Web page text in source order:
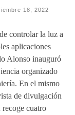
18, 2022
controlar la luz a
aplicaciones
Alonso inauguró
organizado
En el mismo
de divulgación
cuatro